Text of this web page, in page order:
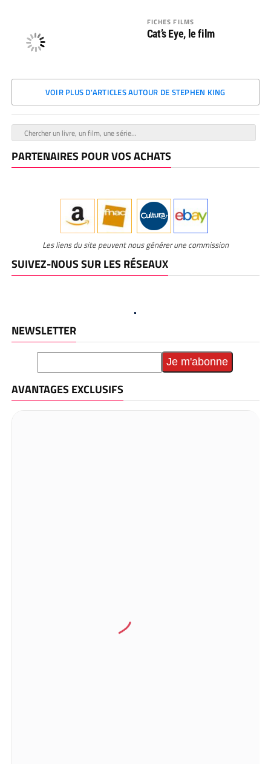
FICHES FILMS
Cat’s Eye, le film
VOIR PLUS D'ARTICLES AUTOUR DE STEPHEN KING
PARTENAIRES POUR VOS ACHATS
Les liens du site peuvent nous générer une commission
SUIVEZ-NOUS SUR LES RÉSEAUX
NEWSLETTER
AVANTAGES EXCLUSIFS